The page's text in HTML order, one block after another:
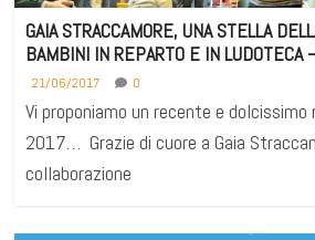
GAIA STRACCAMORE, UNA STELLA
BAMBINI IN REPARTO E IN
21/06/2017 0
Vi proponiamo un recente e
2017… Grazie di cuore a Gaia
collaborazione